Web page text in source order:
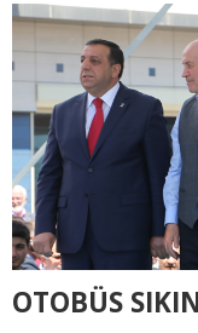
OTOBÜS